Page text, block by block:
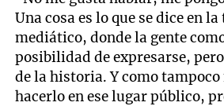
Una cosa es lo que se dice en
mediático, donde la gente
posibilidad de expresarse,
de la historia. Y como tampoco
hacerlo en ese lugar público,